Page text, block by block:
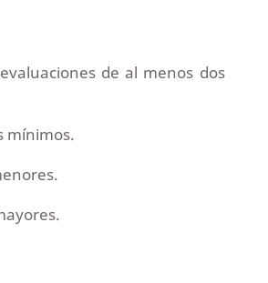
de al menos dos
mínimos.